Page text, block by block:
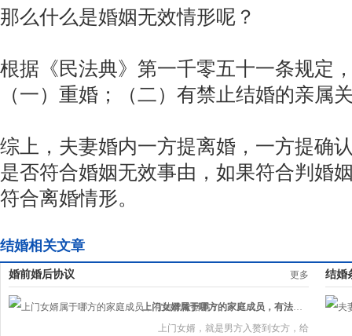
那么什么是婚姻无效情形呢？
根据《民法典》第一千零五十一条规定
（一）重婚；（二）有禁止结婚的亲属
综上，夫妻婚内一方提离婚，一方提确
是否符合婚姻无效事由，如果符合判婚
符合离婚情形。
结婚相关文章
婚前婚后协议 更多
上门女婿属于哪方的家庭成员，有法律依据吗？
上门女婿，就是男方入赘到女方，给
结婚